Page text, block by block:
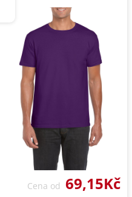
Cena od 69,15Kč